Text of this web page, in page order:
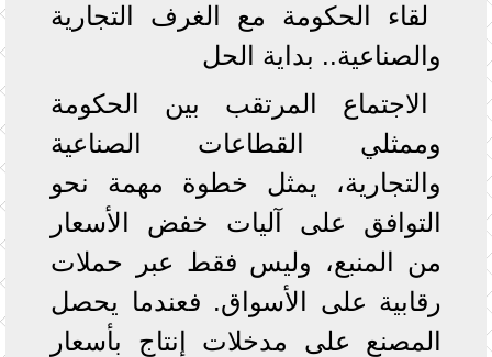
لقاء الحكومة مع الغرف التجارية
والصناعية.. بداية الحل
الاجتماع المرتقب بين الحكومة
وممثلي القطاعات الصناعية
والتجارية، يمثل خطوة مهمة نحو
التوافق على آليات خفض الأسعار
من المنبع، وليس فقط عبر حملات
رقابية على الأسواق. فعندما يحصل
المصنع على مدخلات إنتاج بأسعار